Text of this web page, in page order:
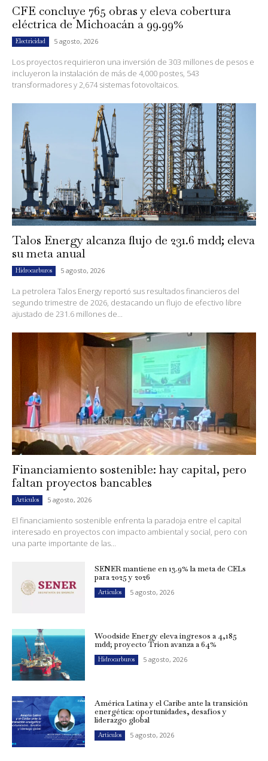
CFE concluye 765 obras y eleva cobertura
eléctrica de Michoacán a 99.99%
Electricidad 5 agosto, 2026
Los proyectos requirieron una inversión de 303 millones de pesos e
incluyeron la instalación de más de 4,000 postes, 543
transformadores y 2,674 sistemas fotovoltaicos.
Talos Energy alcanza flujo de 231.6 mdd; eleva
su meta anual
Hidrocarburos 5 agosto, 2026
La petrolera Talos Energy reportó sus resultados financieros del
segundo trimestre de 2026, destacando un flujo de efectivo libre
ajustado de 231.6 millones de...
Financiamiento sostenible: hay capital, pero
faltan proyectos bancables
Artículos 5 agosto, 2026
El financiamiento sostenible enfrenta la paradoja entre el capital
interesado en proyectos con impacto ambiental y social, pero con
una parte importante de las...
SENER mantiene en 13.9% la meta de CELs
para 2025 y 2026
Artículos 5 agosto, 2026
Woodside Energy eleva ingresos a 4,185
mdd; proyecto Trion avanza a 64%
Hidrocarburos 5 agosto, 2026
América Latina y el Caribe ante la transición
energética: oportunidades, desafíos y
liderazgo global
Artículos 5 agosto, 2026